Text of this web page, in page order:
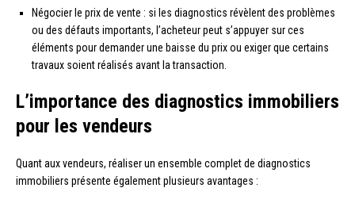
Négocier le prix de vente : si les diagnostics révèlent des problèmes
ou des défauts importants, l’acheteur peut s’appuyer sur ces
éléments pour demander une baisse du prix ou exiger que certains
travaux soient réalisés avant la transaction.
L’importance des diagnostics immobiliers
pour les vendeurs
Quant aux vendeurs, réaliser un ensemble complet de diagnostics
immobiliers présente également plusieurs avantages :